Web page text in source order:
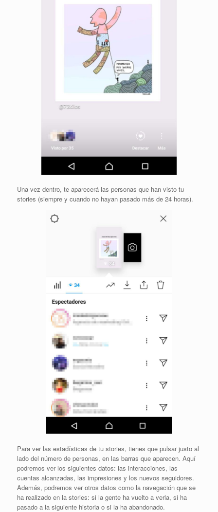
Una vez dentro, te aparecerá las personas que han visto tu
stories (siempre y cuando no hayan pasado más de 24 horas).
Para ver las estadísticas de tu stories, tienes que pulsar justo al
lado del número de personas, en las barras que aparecen. Aquí
podremos ver los siguientes datos: las interacciones, las
cuentas alcanzadas, las impresiones y los nuevos seguidores.
Además, podremos ver otros datos como la navegación que se
ha realizado en la stories: si la gente ha vuelto a verla, si ha
pasado a la siguiente historia o si la ha abandonado.